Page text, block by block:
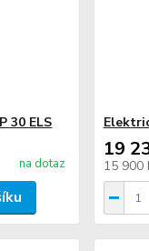
30 ELS
na dotaz
19
15 900